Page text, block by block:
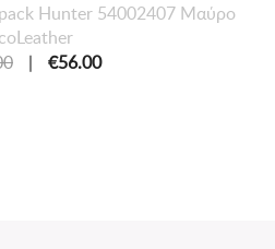
Hunter 54002407 Μαύρο
| €56.00